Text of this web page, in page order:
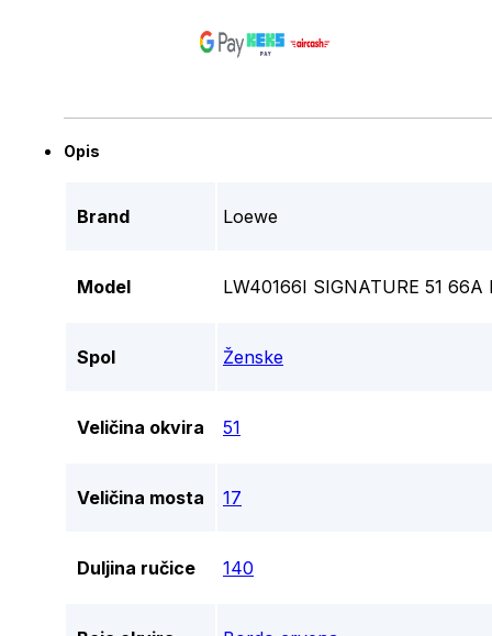
Opis
Brand Loewe
Model LW40166I SIGNATURE 51 66A
Spol Ženske
Veličina okvira 51
Veličina mosta 17
Duljina ručice 140